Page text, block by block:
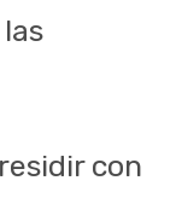
con